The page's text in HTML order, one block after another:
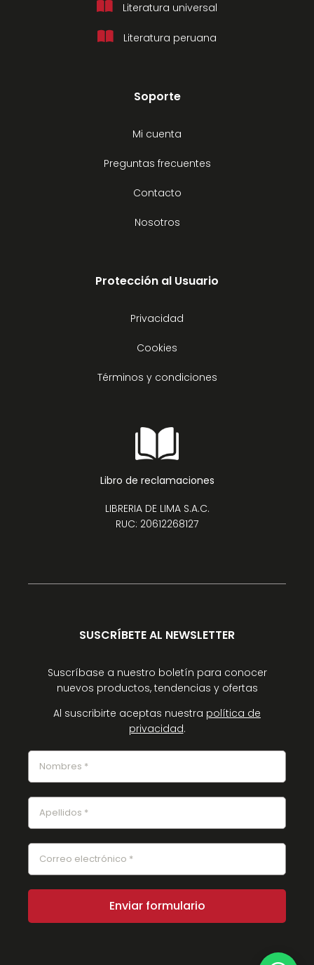
Literatura universal
Literatura peruana
Soporte
Mi cuenta
Preguntas frecuentes
Contacto
Nosotros
Protección al Usuario
Privacidad
Cookies
Términos y condiciones
Libro de reclamaciones
LIBRERIA DE LIMA S.A.C.
RUC: 20612268127
SUSCRÍBETE AL NEWSLETTER
Suscríbase a nuestro boletín para conocer
nuevos productos, tendencias y ofertas
Al suscribirte aceptas nuestra política de
privacidad.